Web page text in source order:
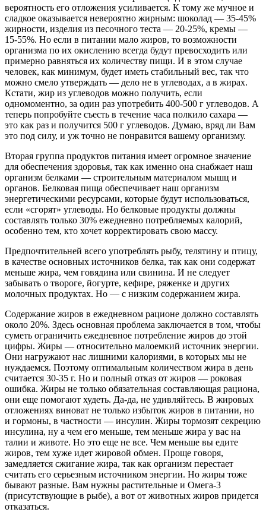
вероятность его отложения усиливается. К тому же мучное и
сладкое оказывается невероятно жирным: шоколад — 35-45%
жирности, изделия из песочного теста — 20-25%, кремы —
15-55%. Но если в питании мало жиров, то возможности
организма по их окислению всегда будут превосходить или
примерно равняться их количеству пищи. И в этом случае
человек, как минимум, будет иметь стабильный вес, так что
можно смело утверждать — дело не в углеводах, а в жирах.
Кстати, жир из углеводов можно получить, если
одномоментно, за один раз употребить 400-500 г углеводов. А
теперь попробуйте съесть в течение часа полкило сахара —
это как раз и получится 500 г углеводов. Думаю, вряд ли Вам
это под силу, и уж точно не понравится вашему организму.
Вторая группа продуктов питания имеет огромное значение
для обеспечения здоровья, так как именно она снабжает наш
организм белками — строительным материалом мышц и
органов. Белковая пища обеспечивает наш организм
энергетическими ресурсами, которые будут использоваться,
если «сгорят» углеводы. Но белковые продукты должны
составлять только 30% ежедневно потребляемых калорий,
особенно тем, кто хочет корректировать свою массу.
Предпочтительней всего употреблять рыбу, телятину и птицу,
в качестве основных источников белка, так как они содержат
меньше жира, чем говядина или свинина. И не следует
забывать о твороге, йогурте, кефире, ряженке и других
молочных продуктах. Но — с низким содержанием жира.
Содержание жиров в ежедневном рационе должно составлять
около 20%. Здесь основная проблема заключается в том, чтобы
суметь ограничить ежедневное потребление жиров до этой
цифры. Жиры — относительно малоемкий источник энергии.
Они нагружают нас лишними калориями, в которых мы не
нуждаемся. Поэтому оптимальным количеством жира в день
считается 30-35 г. Но и полный отказ от жиров — роковая
ошибка. Жиры не только обязательная составляющая рациона,
они еще помогают худеть. Да-да, не удивляйтесь. В жировых
отложениях виноват не только избыток жиров в питании, но
и гормоны, в частности — инсулин. Жиры тормозят секрецию
инсулина, ну а чем его меньше, тем меньше жира у вас на
талии и животе. Но это еще не все. Чем меньше вы едите
жиров, тем хуже идет жировой обмен. Проще говоря,
замедляется сжигание жира, так как организм перестает
считать его серьезным источником энергии. Но жиры тоже
бывают разные. Вам нужны растительные и Омега-3
(присутствующие в рыбе), а вот от животных жиров придется
отказаться.